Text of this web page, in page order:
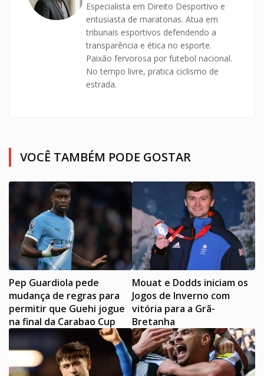
Especialista em Direito Desportivo e
entusiasta de maratonas. Atua em
tribunais esportivos defendendo a
transparência e ética no esporte.
Paixão fervorosa por futebol nacional.
No tempo livre, pratica ciclismo de
estrada.
VOCÊ TAMBÉM PODE GOSTAR
Pep Guardiola pede
mudança de regras para
permitir que Guehi jogue
na final da Carabao Cup
Mouat e Dodds iniciam os
Jogos de Inverno com
vitória para a Grã-
Bretanha